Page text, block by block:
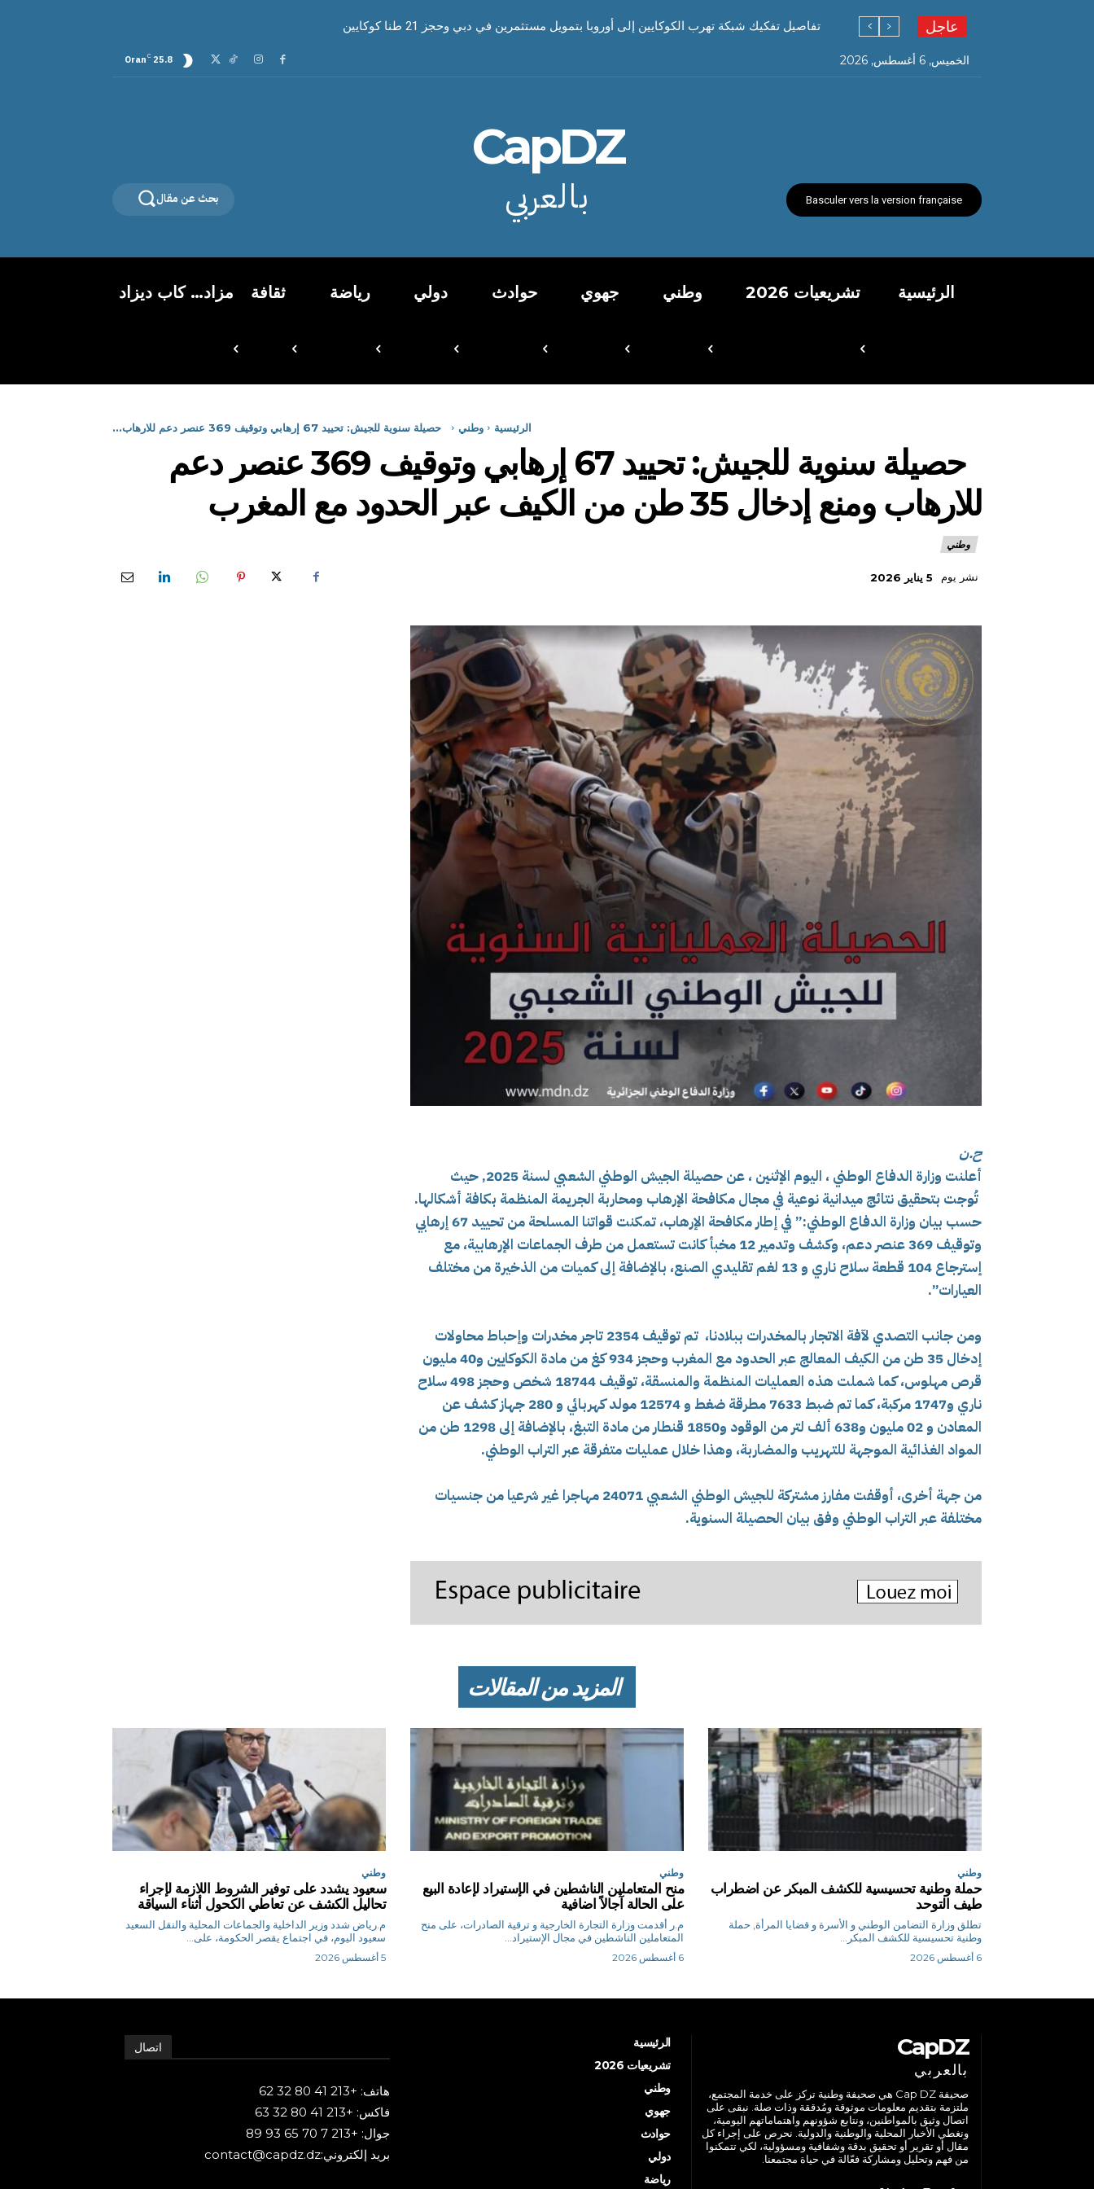
عاجل تفاصيل تفكيك شبكة تهرب الكوكايين إلى أوروبا بتمويل مستثمرين في دبي وحجز 21 طنا كوكايين
الخميس, 6 أغسطس, 2026 25.8
C
Oran
Basculer vers la version française
CapDZ
بالعربي بحث عن مقال
الرئيسية تشريعيات 2026 وطني جهوي حوادث دولي رياضة ثقافة مزاد… كاب ديزاد
الرئيسية وطني حصيلة سنوية للجيش: تحييد 67 إرهابي وتوقيف 369 عنصر دعم للارهاب...
حصيلة سنوية للجيش: تحييد 67 إرهابي وتوقيف 369 عنصر دعم
للارهاب ومنع إدخال 35 طن من الكيف عبر الحدود مع المغرب
وطني
نشر يوم 5 يناير 2026
ح.ن
أعلنت وزارة الدفاع الوطني ، اليوم الإثنين ، عن حصيلة الجيش الوطني الشعبي لسنة 2025, حيث
تُوجت بتحقيق نتائج ميدانية نوعية في مجال مكافحة الإرهاب ومحاربة الجريمة المنظمة بكافة أشكالها.
حسب بيان وزارة الدفاع الوطني:” في إطار مكافحة الإرهاب، تمكنت قواتنا المسلحة من تحييد 67 إرهابي
وتوقيف 369 عنصر دعم، وكشف وتدمير 12 مخبأ كانت تستعمل من طرف الجماعات الإرهابية، مع
إسترجاع 104 قطعة سلاح ناري و 13 لغم تقليدي الصنع، بالإضافة إلى كميات من الذخيرة من مختلف
العيارات”.
ومن جانب التصدي لآفة الاتجار بالمخدرات ببلادنا، تم توقيف 2354 تاجر مخدرات وإحباط محاولات
إدخال 35 طن من الكيف المعالج عبر الحدود مع المغرب وحجز 934 كغ من مادة الكوكايين و40 مليون
قرص مهلوس، كما شملت هذه العمليات المنظمة والمنسقة، توقيف 18744 شخص وحجز 498 سلاح
ناري و1747 مركبة، كما تم ضبط 7633 مطرقة ضغط و 12574 مولد كهربائي و 280 جهاز كشف عن
المعادن و 02 مليون و638 ألف لتر من الوقود و1850 قنطار من مادة التبغ، بالإضافة إلى 1298 طن من
المواد الغذائية الموجهة للتهريب والمضاربة، وهذا خلال عمليات متفرقة عبر التراب الوطني.
من جهة أخرى، أوقفت مفارز مشتركة للجيش الوطني الشعبي 24071 مهاجرا غير شرعيا من جنسيات
مختلفة عبر التراب الوطني وفق بيان الحصيلة السنوية.
المزيد من المقالات
وطني
حملة وطنية تحسيسية للكشف المبكر عن اضطراب
طيف التوحد
تطلق وزارة التضامن الوطني و الأسرة و قضايا المرأة, حملة
وطنية تحسيسية للكشف المبكر...
6 أغسطس 2026
وطني
منح المتعاملين الناشطين في الإستيراد لإعادة البيع
على الحالة آجالاً اضافية
م.ر أقدمت وزارة التجارة الخارجية و ترقية الصادرات، على منح
المتعاملين الناشطين في مجال الإستيراد...
6 أغسطس 2026
وطني
سعيود يشدد على توفير الشروط اللازمة لإجراء
تحاليل الكشف عن تعاطي الكحول أثناء السياقة
م.رياض شدد وزير الداخلية والجماعات المحلية والنقل السعيد
سعيود اليوم، في اجتماع يقصر الحكومة، على...
5 أغسطس 2026
CapDZ
بالعربي
صحيفة Cap DZ هي صحيفة وطنية تركز على خدمة المجتمع،
ملتزمة بتقديم معلومات موثوقة ومُدققة وذات صلة. نبقى على
اتصال وثيق بالمواطنين، ونتابع شؤونهم واهتماماتهم اليومية،
ونغطي الأخبار المحلية والوطنية والدولية. نحرص على إجراء كل
مقال أو تقرير أو تحقيق بدقة وشفافية ومسؤولية، لكي تتمكنوا
من فهم وتحليل ومشاركة فعّالة في حياة مجتمعنا.
الرئيسية
تشريعيات 2026
وطني
جهوي
حوادث
دولي
رياضة
اتصال
هاتف: +213 41 80 32 62
فاكس: +213 41 80 32 63
جوال: +213 7 70 65 93 89
بريد إلكتروني:contact@capdz.dz